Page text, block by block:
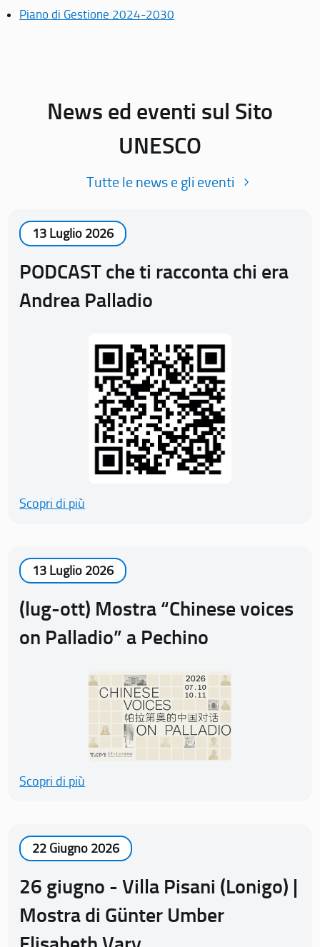
Piano di Gestione 2024-2030
News ed eventi sul Sito
UNESCO
Tutte le news e gli eventi
13 Luglio 2026
PODCAST che ti racconta chi era
Andrea Palladio
Scopri di più
13 Luglio 2026
(lug-ott) Mostra “Chinese voices
on Palladio” a Pechino
Scopri di più
22 Giugno 2026
26 giugno - Villa Pisani (Lonigo) |
Mostra di Günter Umber